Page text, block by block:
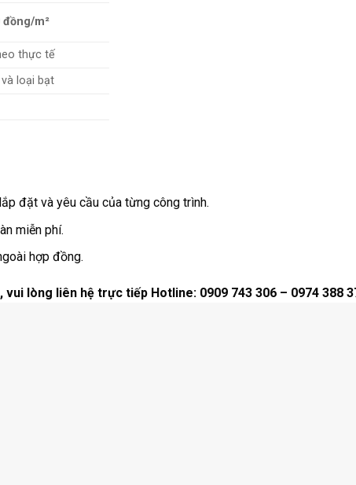
đồng/m²
thực tế
loại bạt
đặt và yêu cầu của từng công trình.
miễn phí.
hợp đồng.
lòng liên hệ trực tiếp Hotline: 0909 743 306 – 0974 388